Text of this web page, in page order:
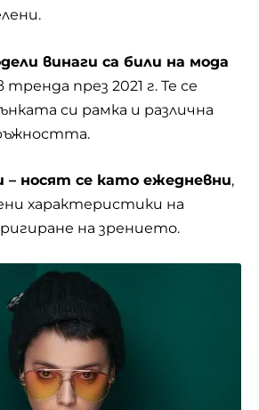
винаги са били на мода
през 2021 г. Те се
си рамка и различна
– носят се като ежедневни,
характеристики на
на зрението.